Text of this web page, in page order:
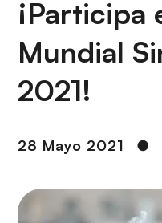
n
a
v
e
g
i
n
¡Participa
Mundial
2021!
28 Mayo 2021 ●